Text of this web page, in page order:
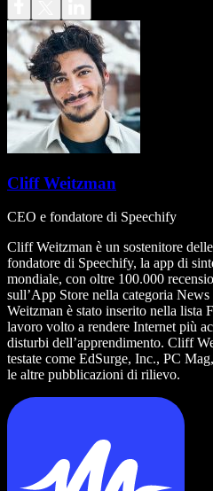
Cliff Weitzman
CEO e fondatore di Speechify
Cliff Weitzman è un sostenitore
fondatore di Speechify, la app di
mondiale, con oltre 100.000
sull’App Store nella categoria
Weitzman è stato inserito nella lista
lavoro volto a rendere Internet più
disturbi dell’apprendimento. Cliff
testate come EdSurge, Inc., PC
le altre pubblicazioni di rilievo.